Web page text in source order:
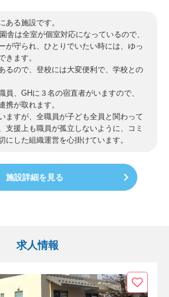
ある施設です。
舎は全室が個室対応になっているので、
が守られ、ひとりでいたい時には、ゆっ
きます。
るので、登校には大変便利で、学校との
員、GHに３名の宿直者がいますので、
携が取れます。
ますが、全職員が子ども全員と関わって
支援上も職員が孤立しないように、コミ
にした組織運営を心掛けています。
施設詳細を見る
求人情報